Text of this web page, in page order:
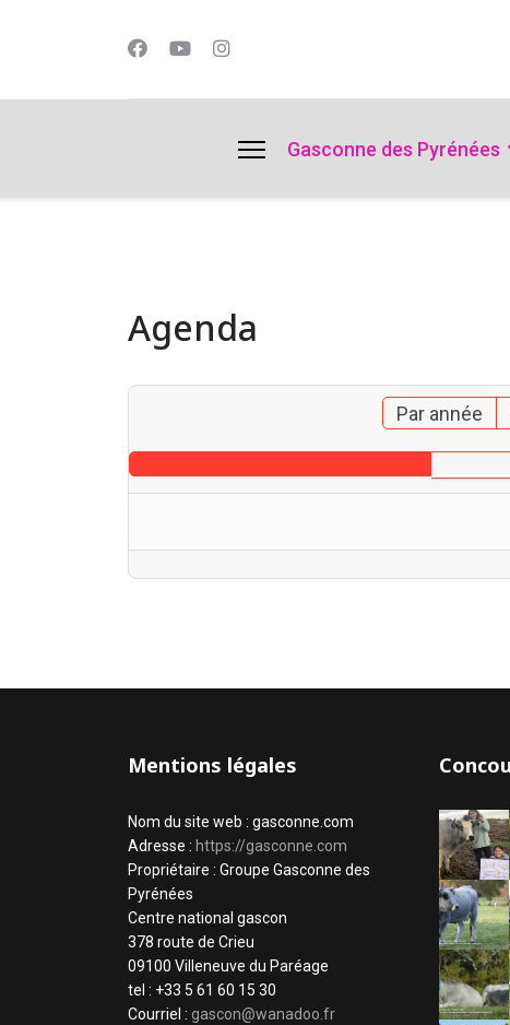
Gasconne des Pyrénées
Agenda
Par année
Mentions légales
Nom du site web : gasconne.com
Adresse : https://gasconne.com
Propriétaire : Groupe Gasconne des
Pyrénées
Centre national gascon
378 route de Crieu
09100 Villeneuve du Paréage
tel : +33 5 61 60 15 30
Courriel : gascon@wanadoo.fr